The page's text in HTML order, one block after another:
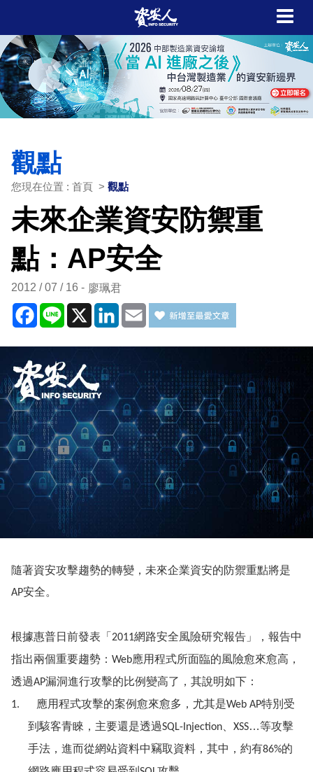
觀點
您現在位置 : 首頁 > 觀點
未來企業資安防禦重
點：AP安全
2012 / 07 / 16 廖珮君
Facebook
Line X LinkedIn
Email
隨著資安攻擊趨勢的轉變，未來企業資安的防禦重點將是
AP安全。
根據惠普日前發表「 2011網路安全風險研究報告」，報告中
指出兩個重要趨勢： Web應用程式所面臨的風險愈來愈高，
透過AP漏洞進行攻擊的比例變高了，其說明如下：
1. 應用程式攻擊的案例愈來愈多，尤其是Web AP特別受
到駭客青睞，主要還是透過SQL-Injection、 XSS…等攻擊
手法，進而從網站資料中竊取資料，其中，約有86%的